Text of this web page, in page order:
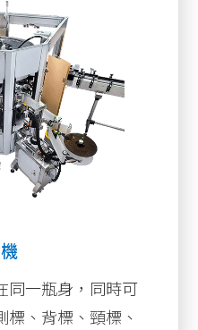
列
標機優勢
部位貼標，及可多瓶型
標籤不需停機。
標機可選配
熱轉印、雷射印字
使用。
同一瓶身，同時可
、背標、頸標、